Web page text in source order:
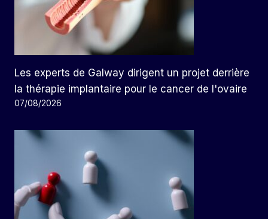
Les experts de Galway dirigent un projet derrière
la thérapie implantaire pour le cancer de l'ovaire
07/08/2026